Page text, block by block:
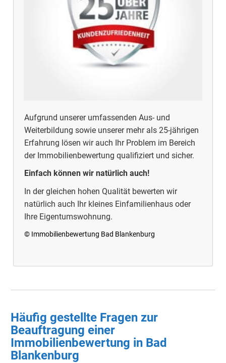
Aufgrund unserer umfassenden Aus- und
Weiterbildung sowie unserer mehr als 25-jährigen
Erfahrung lösen wir auch Ihr Problem im Bereich
der Immobilienbewertung qualifiziert und sicher.
Einfach können wir natürlich auch!
In der gleichen hohen Qualität bewerten wir
natürlich auch Ihr kleines Einfamilienhaus oder
Ihre Eigentumswohnung.
© Immobilienbewertung Bad Blankenburg
Häufig gestellte Fragen zur
Beauftragung einer
Immobilienbewertung in Bad
Blankenburg